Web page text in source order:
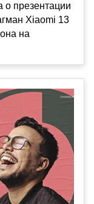
о презентации
Xiaomi 13
на